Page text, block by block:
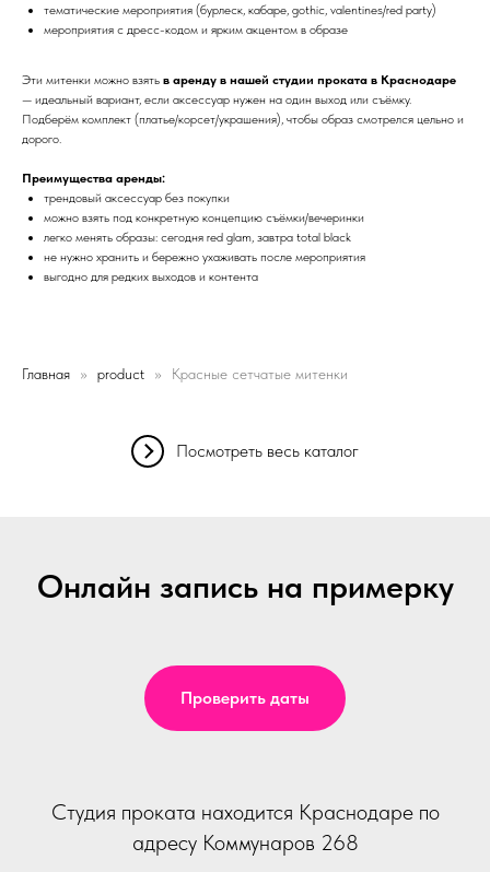
тематические мероприятия (бурлеск, кабаре, gothic, valentines/red party)
мероприятия с дресс-кодом и ярким акцентом в образе
Эти митенки можно взять в аренду в нашей студии проката в Краснодаре
— идеальный вариант, если аксессуар нужен на один выход или съёмку.
Подберём комплект (платье/корсет/украшения), чтобы образ смотрелся цельно и
дорого.
Преимущества аренды:
трендовый аксессуар без покупки
можно взять под конкретную концепцию съёмки/вечеринки
легко менять образы: сегодня red glam, завтра total black
не нужно хранить и бережно ухаживать после мероприятия
выгодно для редких выходов и контента
Главная product Красные сетчатые митенки
Посмотреть весь каталог
Онлайн запись на примерку
Проверить даты
Студия проката находится Краснодаре по
адресу Коммунаров 268